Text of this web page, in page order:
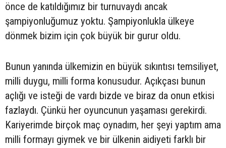
önce de katıldığımız bir turnuvaydı ancak
şampiyonluğumuz yoktu. Şampiyonlukla ülkeye
dönmek bizim için çok büyük bir gurur oldu.
Bunun yanında ülkemizin en büyük sıkıntısı temsiliyet,
milli duygu, milli forma konusudur. Açıkçası bunun
açlığı ve isteği de vardı bizde ve biraz da onun etkisi
fazlaydı. Çünkü her oyuncunun yaşaması gerekirdi.
Kariyerimde birçok maç oynadım, her şeyi yaptım ama
milli formayı giymek ve bir ülkenin aidiyeti farklı bir